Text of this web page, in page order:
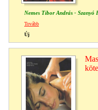
Nemes Tibor András - Szanyó
Tovább
Új